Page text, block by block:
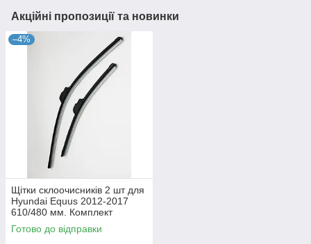
Акційні пропозиції та новинки
–4%
Щітки склоочисників 2 шт для
Hyundai Equus 2012-2017
610/480 мм. Комплект
безкаркасних двірників Lavita
(кріплення гачок)
Готово до відправки